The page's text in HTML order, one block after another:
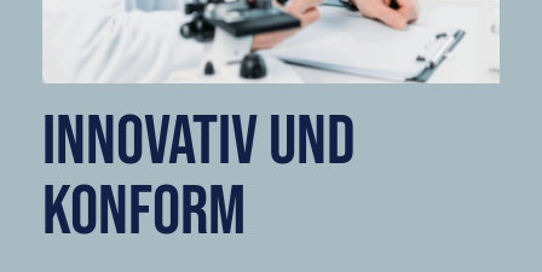
INNOVATIV UND
KONFORM